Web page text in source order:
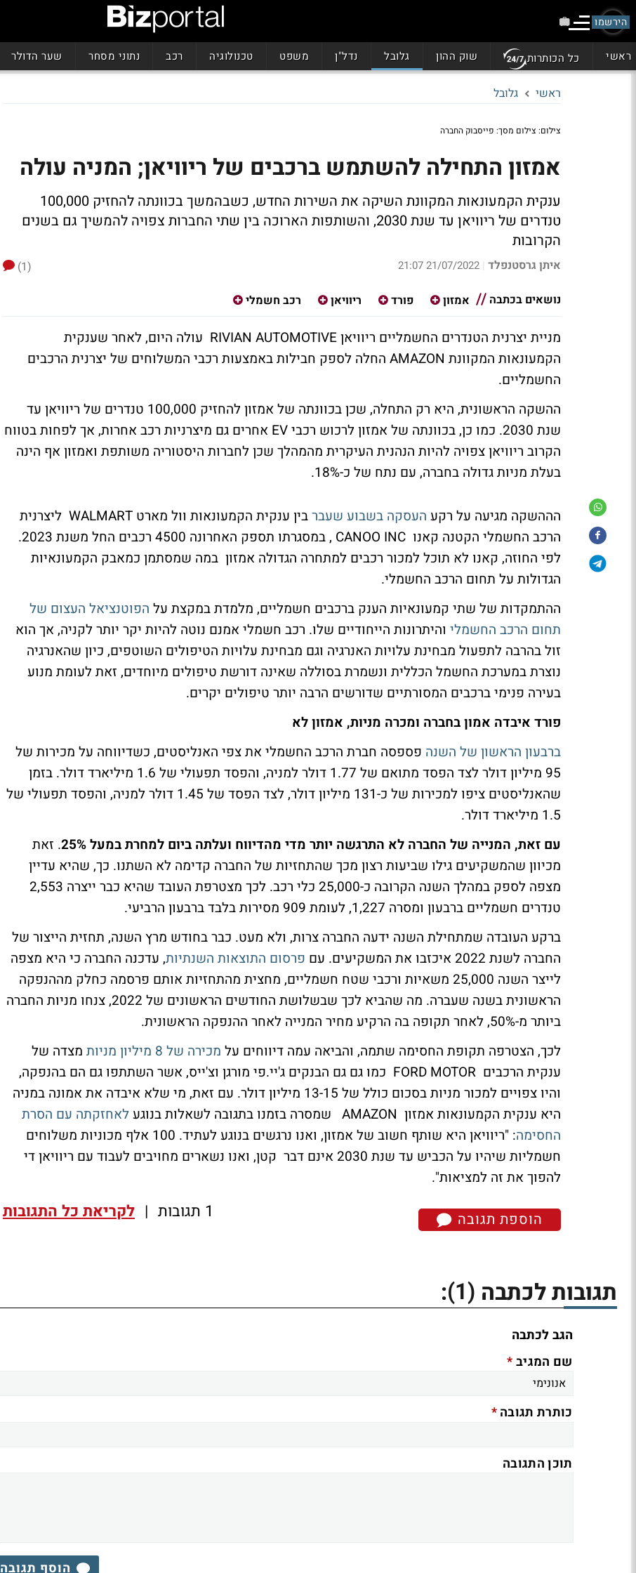
הירשמו
ראשי כל הכותרות שוק ההון גלובל נדל"ן משפט טכנולוגיה רכב נתוני מסחר שער הדולר
ראשי גלובל
צילום: צילום מסך: פייסבוק החברה
אמזון התחילה להשתמש ברכבים של ריוויאן; המניה עולה
ענקית הקמעונאות המקוונת השיקה את השירות החדש, כשבהמשך בכוונתה להחזיק 100,000
טנדרים של ריוויאן עד שנת 2030, והשותפות הארוכה בין שתי החברות צפויה להמשיך גם בשנים
הקרובות
איתן גרסטנפלד |
21/07/2022 21:07
(1)
נושאים בכתבה
אמזון פורד ריוויאן רכב חשמלי
מניית יצרנית הטנדרים החשמליים ריוויאן RIVIAN AUTOMOTIVE עולה היום, לאחר שענקית
הקמעונאות המקוונת AMAZON החלה לספק חבילות באמצעות רכבי המשלוחים של יצרנית הרכבים
החשמליים.
ההשקה הראשונית, היא רק התחלה, שכן בכוונתה של אמזון להחזיק 100,000 טנדרים של ריוויאן עד
שנת 2030. כמו כן, בכוונתה של אמזון לרכוש רכבי EV אחרים גם מיצרניות רכב אחרות, אך לפחות בטווח
הקרוב ריוויאן צפויה להיות הנהנית העיקרית מהמהלך שכן לחברות היסטוריה משותפת ואמזון אף הינה
בעלת מניות גדולה בחברה, עם נתח של כ-18%.
הההשקה מגיעה על רקע העסקה בשבוע שעבר
בין ענקית הקמעונאות וול מארט WALMART ליצרנית
הרכב החשמלי הקטנה קאנו CANOO INC , במסגרתו תספק האחרונה 4500 רכבים החל משנת 2023.
לפי החוזה, קאנו לא תוכל למכור רכבים למתחרה הגדולה אמזון במה שמסתמן כמאבק הקמעונאיות
הגדולות על תחום הרכב החשמלי.
ההתמקדות של שתי קמעונאיות הענק ברכבים חשמליים, מלמדת במקצת על הפוטנציאל העצום של
תחום הרכב החשמלי והיתרונות הייחודיים שלו. רכב חשמלי אמנם נוטה להיות יקר יותר לקניה, אך הוא
זול בהרבה לתפעול מבחינת עלויות האנרגיה וגם מבחינת עלויות הטיפולים השוטפים, כיון שהאנרגיה
נוצרת במערכת החשמל הכללית ונשמרת בסוללה שאינה דורשת טיפולים מיוחדים, זאת לעומת מנוע
בעירה פנימי ברכבים המסורתיים שדורשים הרבה יותר טיפולים יקרים.
פורד איבדה אמון בחברה ומכרה מניות, אמזון לא
ברבעון הראשון של השנה פספסה חברת הרכב החשמלי את צפי האנליסטים, כשדיווחה על מכירות של
95 מיליון דולר לצד הפסד מתואם של 1.77 דולר למניה, והפסד תפעולי של 1.6 מיליארד דולר. בזמן
שהאנליסטים ציפו למכירות של כ-131 מיליון דולר, לצד הפסד של 1.45 דולר למניה, והפסד תפעולי של
1.5 מיליארד דולר.
עם זאת, המנייה של החברה לא התרגשה יותר מדי מהדיווח ועלתה ביום למחרת במעל 25%
. זאת
מכיוון שהמשקיעים גילו שביעות רצון מכך שהתחזיות של החברה קדימה לא השתנו. כך, שהיא עדיין
מצפה לספק במהלך השנה הקרובה כ-25,000 כלי רכב. לכך מצטרפת העובד שהיא כבר ייצרה 2,553
טנדרים חשמליים ברבעון ומסרה 1,227, לעומת 909 מסירות בלבד ברבעון הרביעי.
ברקע העובדה שמתחילת השנה ידעה החברה צרות, ולא מעט. כבר בחודש מרץ השנה, תחזית הייצור של
החברה לשנת 2022 איכזבו את המשקיעים. עם
פרסום התוצאות השנתיות, עדכנה החברה כי היא מצפה
לייצר השנה 25,000 משאיות ורכבי שטח חשמליים, מחצית מהתחזיות אותם פרסמה כחלק מההנפקה
הראשונית בשנה שעברה. מה שהביא לכך שבשלושת החודשים הראשונים של 2022, צנחו מניות החברה
ביותר מ-50%, לאחר תקופה בה הרקיע מחיר המנייה לאחר ההנפקה הראשונית.
לכך, הצטרפה תקופת החסימה שתמה, והביאה עמה דיווחים על מכירה של 8 מיליון מניות
מצדה של
ענקית הרכבים FORD MOTOR כמו גם גם הבנקים ג'יי.פי מורגן וצ'ייס, אשר השתתפו גם הם בהנפקה,
והיו צפויים למכור מניות בסכום כולל של 13-15 מיליון דולר. עם זאת, מי שלא איבדה את אמונה במניה
היא ענקית הקמעונאות אמזון AMAZON שמסרה בזמנו בתגובה לשאלות בנוגע
לאחזקתה עם הסרת
החסימה
: "ריוויאן היא שותף חשוב של אמזון, ואנו נרגשים בנוגע לעתיד. 100 אלף מכוניות משלוחים
חשמליות שיהיו על הכביש עד שנת 2030 אינם דבר קטן, ואנו נשארים מחויבים לעבוד עם ריוויאן די
להפוך את זה למציאות".
הוספת תגובה 1 תגובות | לקריאת כל התגובות
תגובות לכתבה (1)
:
הגב לכתבה
שם המגיב*
כותרת תגובה*
תוכן התגובה
הוסף תגובה